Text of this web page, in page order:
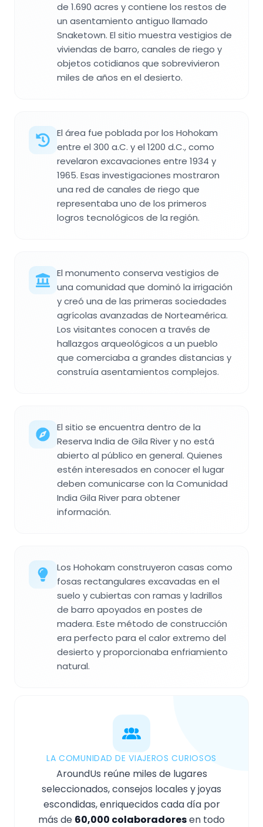
de 1.690 acres y contiene los restos de
un asentamiento antiguo llamado
Snaketown. El sitio muestra vestigios de
viviendas de barro, canales de riego y
objetos cotidianos que sobrevivieron
miles de años en el desierto.
El área fue poblada por los Hohokam
entre el 300 a.C. y el 1200 d.C., como
revelaron excavaciones entre 1934 y
1965. Esas investigaciones mostraron
una red de canales de riego que
representaba uno de los primeros
logros tecnológicos de la región.
El monumento conserva vestigios de
una comunidad que dominó la irrigación
y creó una de las primeras sociedades
agrícolas avanzadas de Norteamérica.
Los visitantes conocen a través de
hallazgos arqueológicos a un pueblo
que comerciaba a grandes distancias y
construía asentamientos complejos.
El sitio se encuentra dentro de la
Reserva India de Gila River y no está
abierto al público en general. Quienes
estén interesados en conocer el lugar
deben comunicarse con la Comunidad
India Gila River para obtener
información.
Los Hohokam construyeron casas como
fosas rectangulares excavadas en el
suelo y cubiertas con ramas y ladrillos
de barro apoyados en postes de
madera. Este método de construcción
era perfecto para el calor extremo del
desierto y proporcionaba enfriamiento
natural.
LA COMUNIDAD DE VIAJEROS CURIOSOS
AroundUs reúne miles de lugares
seleccionados, consejos locales y joyas
escondidas, enriquecidos cada día por
más de 60,000 colaboradoresen todo